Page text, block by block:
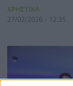
ΧΡΗΣΤΙΚΑ
27/02/2026 - 12:35